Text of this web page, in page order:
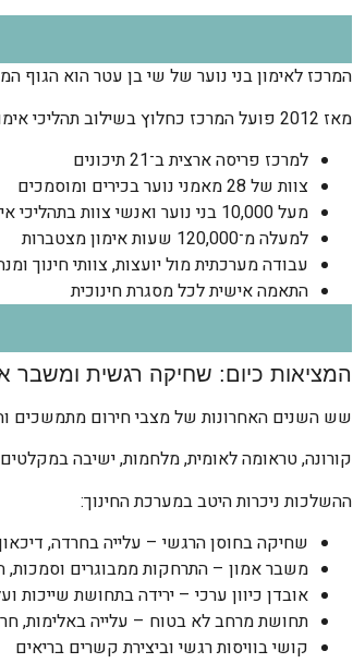
המרכז לאימון בני נוער של שי בן עטר הוא הגוף
מאז 2012 פועל המרכז כחלוץ בשילוב תהליכי אימון אישיים בתוך בתי ספר, ומוביל מודל מקצועי, יישומי ופורץ דרך.
למרכז פריסה ארצית ב־21 תיכונים
צוות של 28 מאמני נוער בכירים ומוסמכים
מעל 10,000 בני נוער ואנשי צוות בתהליכי אימון
למעלה מ־120,000 שעות אימון מצטברות
עבודה מערכתית מול יועצות, צוותי חינוך
התאמה אישית לכל מסגרת חינוכית
המציאות כיום: שחיקה רגשית ומשבר
שש השנים האחרונות של מצבי חירום מתמשכים
קורונה, טראומה לאומית, מלחמות, ישיבה
ההשלכות ניכרות היטב במערכת החינוך:
שחיקה בחוסן הרגשי – עלייה בחרדה,
משבר אמון – התרחקות ממבוגרים וסמכות,
אובדן כיוון ערכי – ירידה בתחושת שייכות
תחושת מרחב לא בטוח – עלייה באלימות,
קושי בוויסות רגשי וביצירת קשרים בריאים